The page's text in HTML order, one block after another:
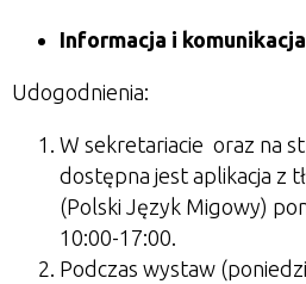
Informacja i komunikacja
Udogodnienia:
W sekretariacie oraz na
dostępna jest aplikacja z
(Polski Język Migowy)
10:00-17:00.
Podczas wystaw